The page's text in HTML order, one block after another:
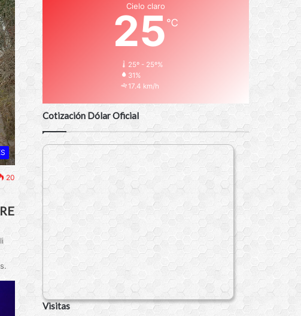
20
Cielo claro
25 ℃
25º - 25º%
31%
17.4 km/h
Cotización Dólar Oficial
Visitas